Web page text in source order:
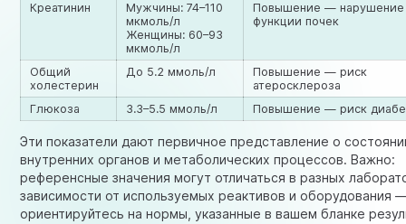
Креатинин
Мужчины: 74–110
мкмоль/л
Женщины: 60–93
мкмоль/л
Повышение — нарушение
функции почек
Общий
холестерин
До 5.2 ммоль/л
Повышение — риск
атеросклероза
Глюкоза
3.3–5.5 ммоль/л Повышение — риск
Эти показатели дают первичное представление о
внутренних органов и метаболических процессов. Важно:
референсные значения могут отличаться в разных
зависимости от используемых реактивов и оборудования
ориентируйтесь на нормы, указанные в вашем бланке